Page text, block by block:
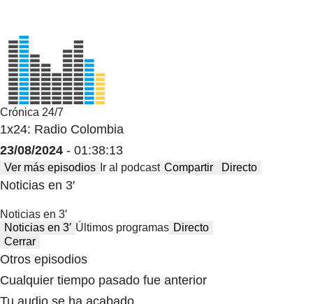
Crónica 24/7
1x24: Radio Colombia
23/08/2024 - 01:38:13
Ver más episodios Ir al podcast Compartir Directo
Noticias en 3′
Noticias en 3′
Noticias en 3′ Últimos programas Directo
Cerrar
Otros episodios
Cualquier tiempo pasado fue anterior
Tu audio se ha acabado.